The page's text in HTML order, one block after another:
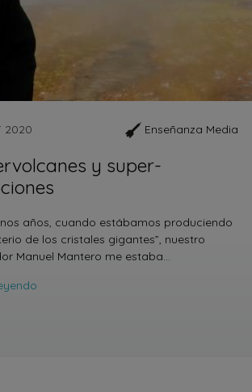
2020 Enseñanza Media
y super-
años, cuando estábamos produciendo
de los cristales gigantes”, nuestro
Manuel Mantero me estaba…